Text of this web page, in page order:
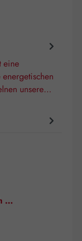
eine
unsere…
…